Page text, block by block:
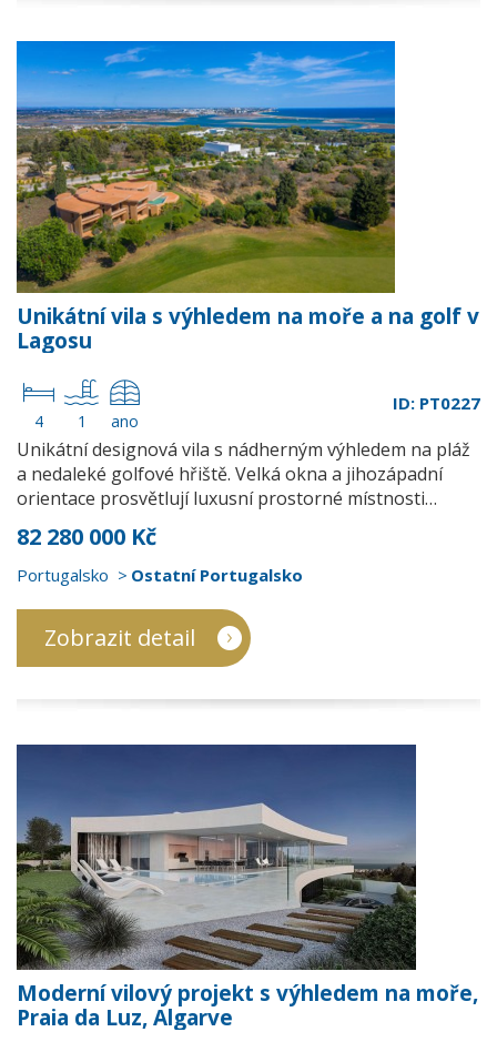
Unikátní vila s výhledem na moře a na golf v
Lagosu
4 1 ano
ID: PT0227
Unikátní designová vila s nádherným výhledem na pláž
a nedaleké golfové hřiště. Velká okna a jihozápadní
orientace prosvětlují luxusní prostorné místnosti…
82 280 000 Kč
Portugalsko Ostatní Portugalsko
Zobrazit detail
Moderní vilový projekt s výhledem na moře,
Praia da Luz, Algarve